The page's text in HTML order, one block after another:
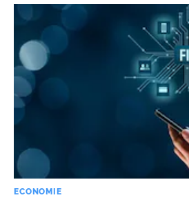
ECONOMIE